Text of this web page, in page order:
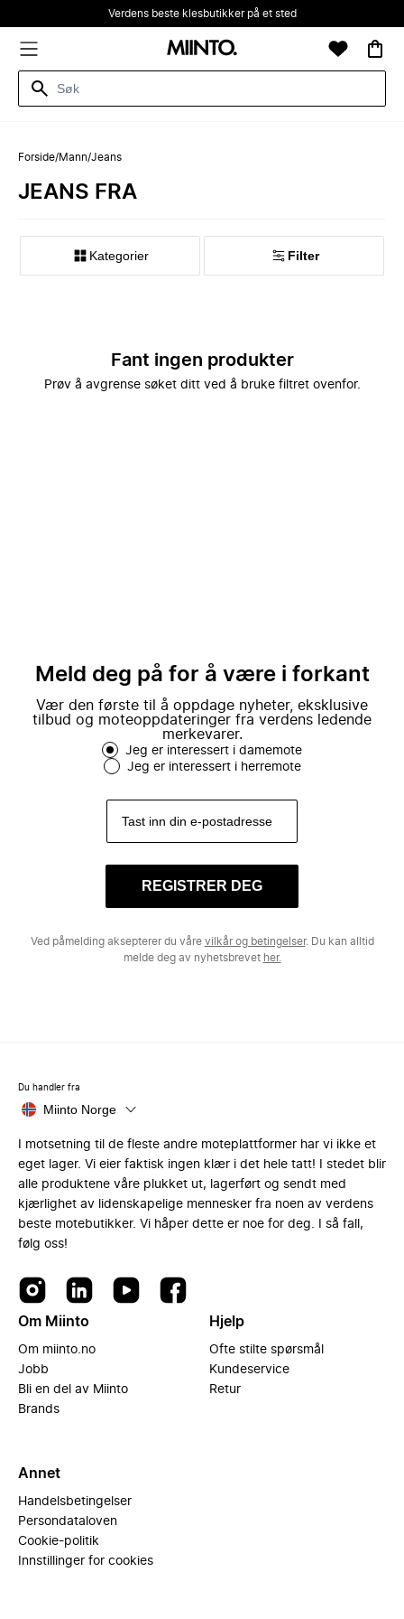
Verdens beste klesbutikker på et sted
Forside/Mann/Jeans
JEANS FRA
Kategorier Filter
Fant ingen produkter
Prøv å avgrense søket ditt ved å bruke filtret ovenfor.
Meld deg på for å være i forkant
Vær den første til å oppdage nyheter, eksklusive
tilbud og moteoppdateringer fra verdens ledende
merkevarer.
Jeg er interessert i damemote
Jeg er interessert i herremote
REGISTRER DEG
Ved påmelding aksepterer du våre vilkår og betingelser. Du kan alltid
melde deg av nyhetsbrevet her.
Du handler fra
Miinto Norge
I motsetning til de fleste andre moteplattformer har vi ikke et
eget lager. Vi eier faktisk ingen klær i det hele tatt! I stedet blir
alle produktene våre plukket ut, lagerført og sendt med
kjærlighet av lidenskapelige mennesker fra noen av verdens
beste motebutikker. Vi håper dette er noe for deg. I så fall,
følg oss!
Om Miinto
Om miinto.no
Jobb
Bli en del av Miinto
Brands
Hjelp
Ofte stilte spørsmål
Kundeservice
Retur
Annet
Handelsbetingelser
Persondataloven
Cookie-politik
Innstillinger for cookies